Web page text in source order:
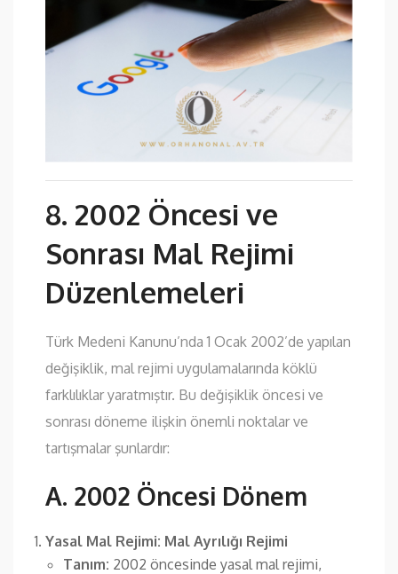
8. 2002 Öncesi ve
Sonrası Mal Rejimi
Düzenlemeleri
Türk Medeni Kanunu’nda 1 Ocak 2002’de yapılan
değişiklik, mal rejimi uygulamalarında köklü
farklılıklar yaratmıştır. Bu değişiklik öncesi ve
sonrası döneme ilişkin önemli noktalar ve
tartışmalar şunlardır:
A. 2002 Öncesi Dönem
Yasal Mal Rejimi: Mal Ayrılığı Rejimi
Tanım: 2002 öncesinde yasal mal rejimi,